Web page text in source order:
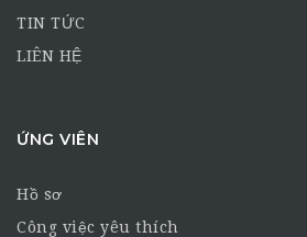
TIN TỨC
LIÊN HỆ
ỨNG VIÊN
Hồ sơ
Công việc yêu thích